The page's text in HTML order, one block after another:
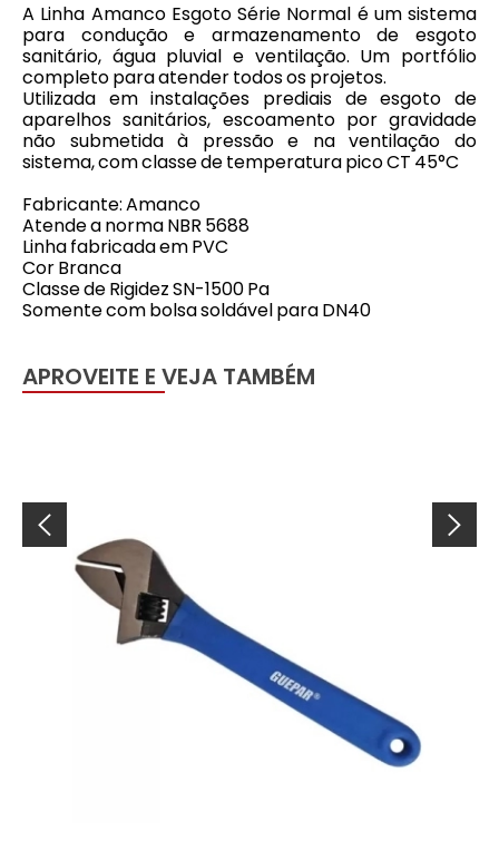
A Linha Amanco Esgoto Série Normal é um sistema
para condução e armazenamento de esgoto
sanitário, água pluvial e ventilação. Um portfólio
completo para atender todos os projetos.
Utilizada em instalações prediais de esgoto de
aparelhos sanitários, escoamento por gravidade
não submetida à pressão e na ventilação do
sistema, com classe de temperatura pico CT 45°C
Fabricante: Amanco
Atende a norma NBR 5688
Linha fabricada em PVC
Cor Branca
Classe de Rigidez SN-1500 Pa
Somente com bolsa soldável para DN40
APROVEITE E VEJA TAMBÉM